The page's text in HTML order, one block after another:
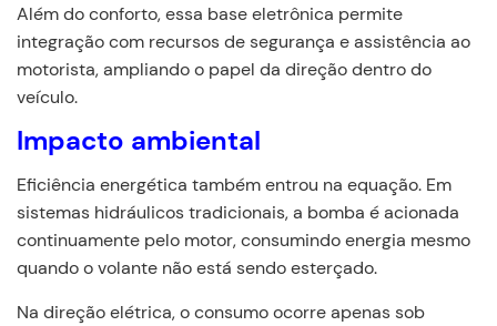
Além do conforto, essa base eletrônica permite
integração com recursos de segurança e assistência ao
motorista, ampliando o papel da direção dentro do
veículo.
Impacto ambiental
Eficiência energética também entrou na equação. Em
sistemas hidráulicos tradicionais, a bomba é acionada
continuamente pelo motor, consumindo energia mesmo
quando o volante não está sendo esterçado.
Na direção elétrica, o consumo ocorre apenas sob